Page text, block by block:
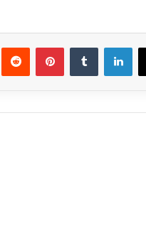
لينكدإن بينتيريست